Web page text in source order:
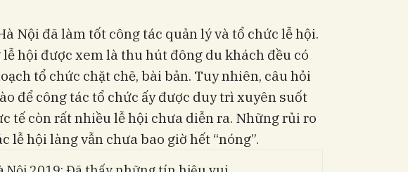
Nội đã làm tốt công tác quản lý và tổ chức lễ hội.
hội được xem là thu hút đông du khách đều có
tổ chức chặt chẽ, bài bản. Tuy nhiên, câu hỏi
để công tác tổ chức ấy được duy trì xuyên suốt
tế còn rất nhiều lễ hội chưa diễn ra. Những rủi ro
lễ hội làng vẫn chưa bao giờ hết “nóng”.